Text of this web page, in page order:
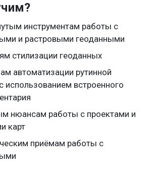
инструментам работы с
и растровыми геоданными
стилизации геоданных
автоматизации рутинной
использованием встроенного
нюансам работы с проектами и
карт
приёмам работы с